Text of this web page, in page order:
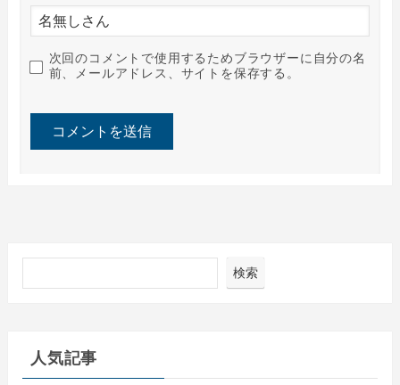
次回のコメントで使用するためブラウザーに自分の名
前、メールアドレス、サイトを保存する。
検索
人気記事